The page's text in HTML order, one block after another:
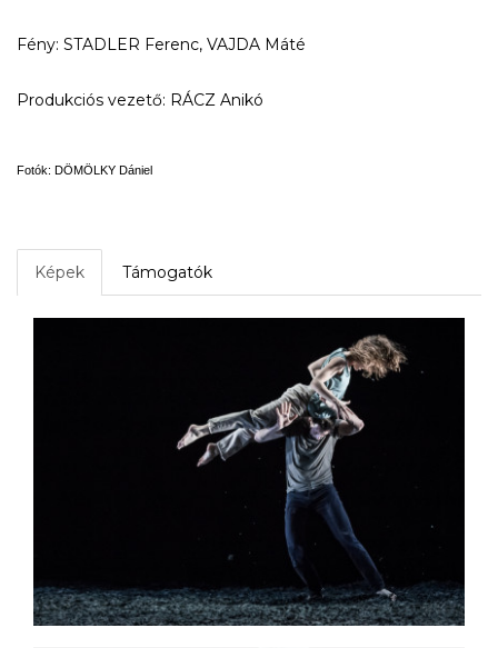
Fény: STADLER Ferenc, VAJDA Máté
Produkciós vezető: RÁCZ Anikó
Fotók: DÖMÖLKY Dániel
Képek Támogatók